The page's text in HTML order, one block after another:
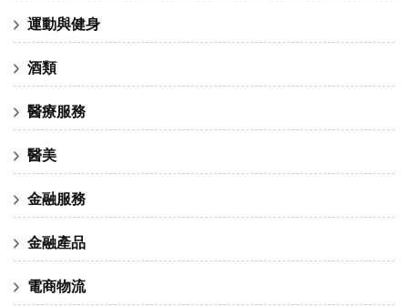
運動與健身
酒類
醫療服務
醫美
金融服務
金融產品
電商物流